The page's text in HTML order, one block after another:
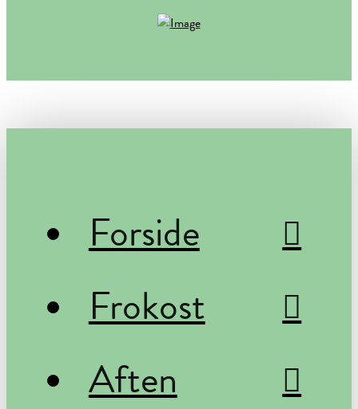
Forside
Frokost
Aften